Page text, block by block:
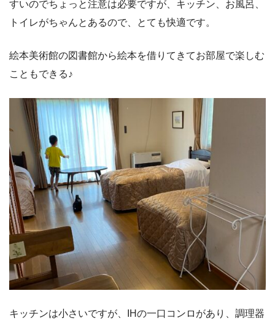
すいのでちょっと注意は必要ですが、キッチン、お風呂、
トイレがちゃんとあるので、とても快適です。
絵本美術館の図書館から絵本を借りてきてお部屋で楽しむ
こともできる♪
キッチンは小さいですが、IHの一口コンロがあり、調理器